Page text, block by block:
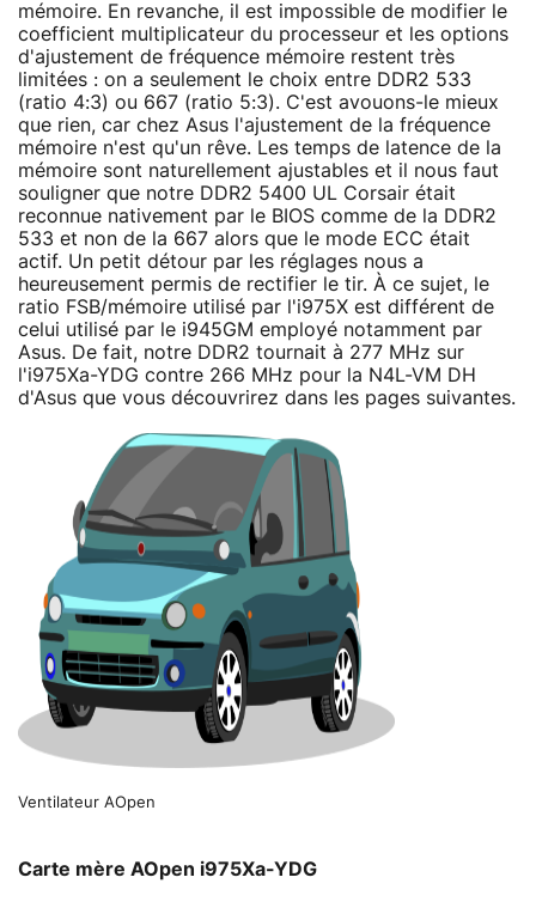
mémoire. En revanche, il est impossible de modifier le
coefficient multiplicateur du processeur et les options
d'ajustement de fréquence mémoire restent très
limitées : on a seulement le choix entre DDR2 533
(ratio 4:3) ou 667 (ratio 5:3). C'est avouons-le mieux
que rien, car chez Asus l'ajustement de la fréquence
mémoire n'est qu'un rêve. Les temps de latence de la
mémoire sont naturellement ajustables et il nous faut
souligner que notre DDR2 5400 UL Corsair était
reconnue nativement par le BIOS comme de la DDR2
533 et non de la 667 alors que le mode ECC était
actif. Un petit détour par les réglages nous a
heureusement permis de rectifier le tir. À ce sujet, le
ratio FSB/mémoire utilisé par l'i975X est différent de
celui utilisé par le i945GM employé notamment par
Asus. De fait, notre DDR2 tournait à 277 MHz sur
l'i975Xa-YDG contre 266 MHz pour la N4L-VM DH
d'Asus que vous découvrirez dans les pages suivantes.
Ventilateur AOpen
Carte mère AOpen i975Xa-YDG